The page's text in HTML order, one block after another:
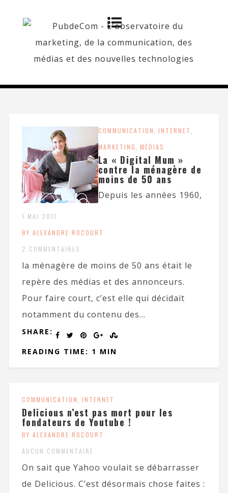
COMMUNICATION, INTERNET,
MARKETING, MÉDIAS
La « Digital Mum »
contre la ménagère de
moins de 50 ans
1 MAI 2011
BY ALEXANDRE ROCOURT
2 COMMENTAIRES
Depuis les années 1960,
la ménagère de moins de 50 ans était le
repère des médias et des annonceurs.
Pour faire court, c’est elle qui décidait
notamment du contenu des...
SHARE:
READING TIME: 1 MIN
COMMUNICATION, INTERNET
Delicious n’est pas mort pour les
fondateurs de Youtube !
BY ALEXANDRE ROCOURT
AUCUN COMMENTAIRE
On sait que Yahoo voulait se débarrasser
de Delicious. C’est désormais chose faites :